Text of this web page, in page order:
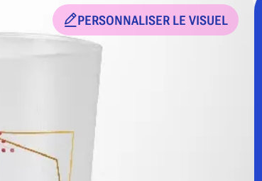
PERSONNALISER LE VISUEL